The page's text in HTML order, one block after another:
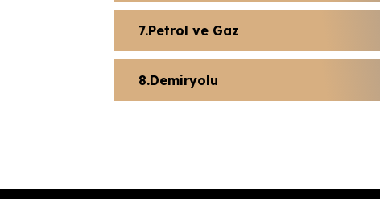
Petrol ve Gaz
Demiryolu